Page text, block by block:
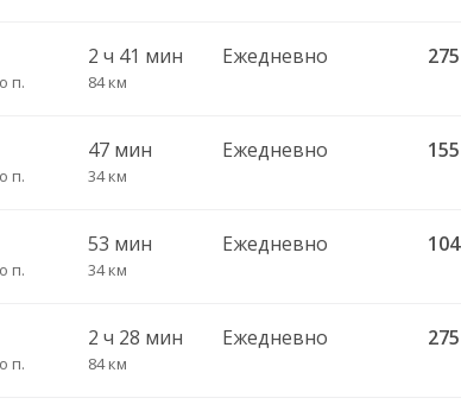
п.
2 ч 41 мин
84 км
Ежедневно 275
п.
47 мин
34 км
Ежедневно 155
п.
53 мин
34 км
Ежедневно 104
п.
2 ч 28 мин
84 км
Ежедневно 275